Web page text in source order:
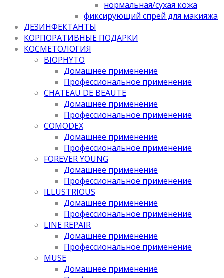
нормальная/cухая кожа
фиксирующий спрей для макияжа
ДЕЗИНФЕКТАНТЫ
КОРПОРАТИВНЫЕ ПОДАРКИ
КОСМЕТОЛОГИЯ
BIOPHYTO
Домашнее применение
Профессиональное применение
CHATEAU DE BEAUTE
Домашнее применение
Профессиональное применение
COMODEX
Домашнее применение
Профессиональное применение
FOREVER YOUNG
Домашнее применение
Профессиональное применение
ILLUSTRIOUS
Домашнее применение
Профессиональное применение
LINE REPAIR
Домашнее применение
Профессиональное применение
MUSE
Домашнее применение